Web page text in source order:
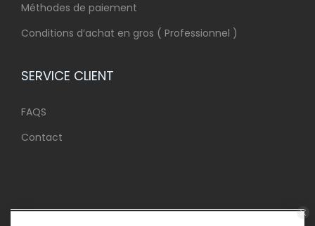
Méthodes de paiement
Conditions d’achat en gros ( Professionnel )
SERVICE CLIENT
FAQS
Contact